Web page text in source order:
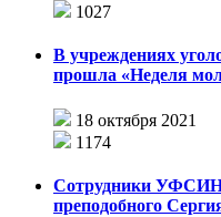
1027
В учреждениях
прошла «Неделя
18 октября 2021
1174
Сотрудники
преподобного